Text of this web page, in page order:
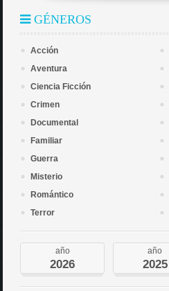
GÉNEROS
Acción
Aventura
Ciencia Ficción
Crimen
Documental
Familiar
Guerra
Misterio
Romántico
Terror
año
2026
año
2025